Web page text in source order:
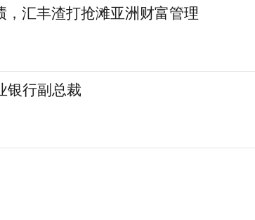
汇丰渣打抢滩亚洲财富管理
银行副总裁